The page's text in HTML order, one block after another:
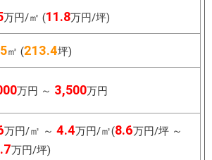
万円/㎡ (11.8万円/坪)
㎡ (213.4坪)
万円 ～ 3,500万円
万円/㎡ ～ 4.4万円/㎡(8.6万円/坪 ～
万円/坪)